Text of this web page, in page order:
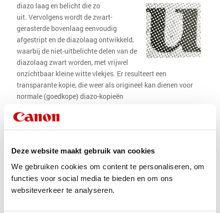
Deze website maakt gebruik van cookies
We gebruiken cookies om content te personaliseren, om
functies voor social media te bieden en om ons
websiteverkeer te analyseren.
diazo laag en belicht die zo
uit. Vervolgens wordt de zwart-
gerasterde bovenlaag eenvoudig
afgestript en de diazolaag ontwikkeld,
waarbij de niet-uitbelichte delen van de
diazolaag zwart worden, met vrijwel
onzichtbaar kleine witte vlekjes. Er resulteert een
transparante kopie, die weer als origineel kan dienen voor
normale (goedkope) diazo-kopieën
markt, met verschillende
apparaten, zowel grote als
kleine (tafelmodellen). Océ